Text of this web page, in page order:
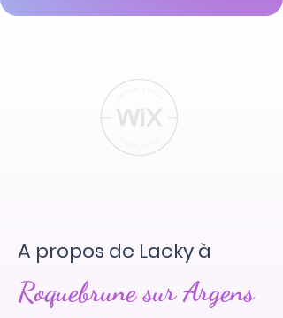
A propos de Lacky à
Roquebrune sur Argens